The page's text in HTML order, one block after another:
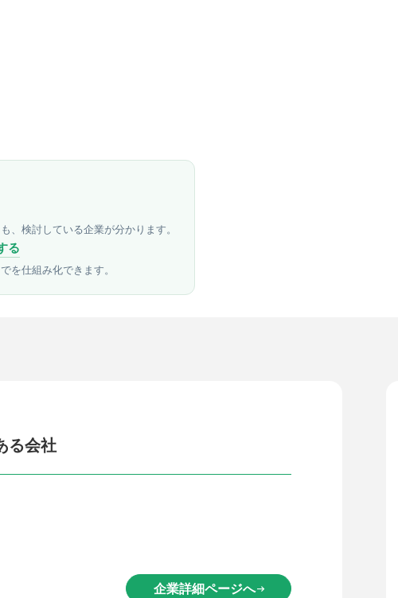
、検討している企業が分かります。
る
を仕組み化できます。
る会社
企業詳細ページへarrow_right_alt